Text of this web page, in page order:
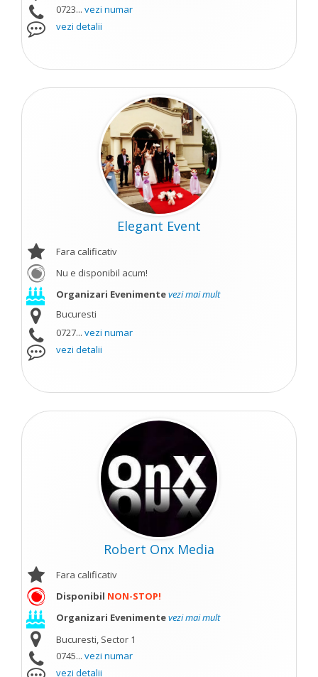
0723... vezi numar
vezi detalii
Elegant Event
Fara calificativ
Nu e disponibil acum!
Organizari Evenimentevezi mai mult
Bucuresti
0727... vezi numar
vezi detalii
Robert Onx Media
Fara calificativ
Disponibil NON-STOP!
Organizari Evenimentevezi mai mult
Bucuresti, Sector 1
0745... vezi numar
vezi detalii